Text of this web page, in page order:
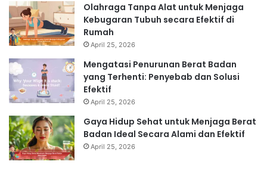
Olahraga Tanpa Alat untuk Menjaga
Kebugaran Tubuh secara Efektif di
Rumah
April 25, 2026
Mengatasi Penurunan Berat Badan
yang Terhenti: Penyebab dan Solusi
Efektif
April 25, 2026
Gaya Hidup Sehat untuk Menjaga Berat
Badan Ideal Secara Alami dan Efektif
April 25, 2026